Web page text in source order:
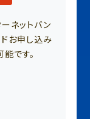
ネットバン
お申し込み
です。